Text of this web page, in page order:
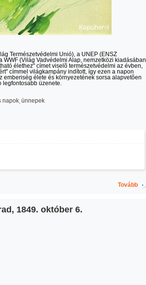
Természetvédelmi Unió), a UNEP (ENSZ
WWF (Világ Vadvédelmi Alap, nemzetközi kiadásában
élethez" címet viselõ természetvédelmi az évben,
címmel világkampány indított, így ezen a napon
emberiség élete és környezetének sorsa alapvetõen
legfontosabb üzenete.
napok ünnepek
Tovább
1849. október 6.